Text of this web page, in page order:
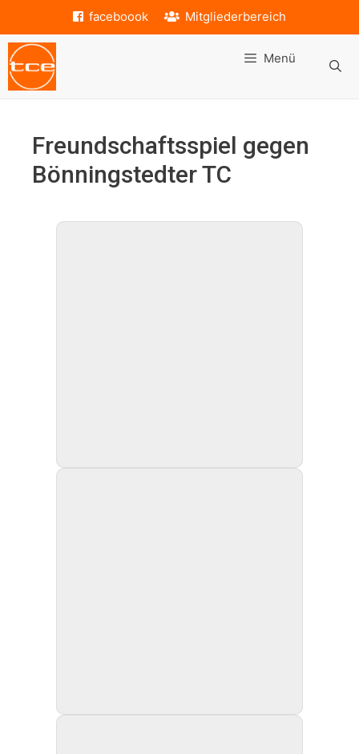
springen
faceboook Mitgliederbereich
Menü
Freundschaftsspiel gegen
Bönningstedter TC